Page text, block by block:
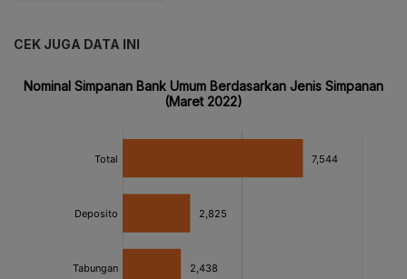
CEK JUGA DATA INI